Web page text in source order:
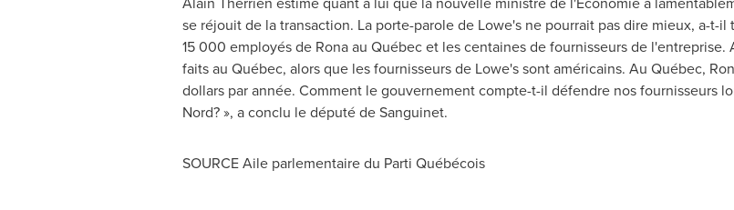
se réjouit de la transaction. La porte-parole de Lowe's ne pourrait pas dire mieux, a-t-
15 000 employés de Rona au Québec et les centaines de fournisseurs de
faits au Québec, alors que les fournisseurs de Lowe's sont américains. Au Québec,
dollars par année. Comment le gouvernement compte-t-il défendre nos fournisseurs
Nord? », a conclu le député de Sanguinet.
SOURCE Aile parlementaire du Parti Québécois